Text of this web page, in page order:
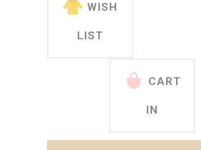
WISH
LIST
CART
IN